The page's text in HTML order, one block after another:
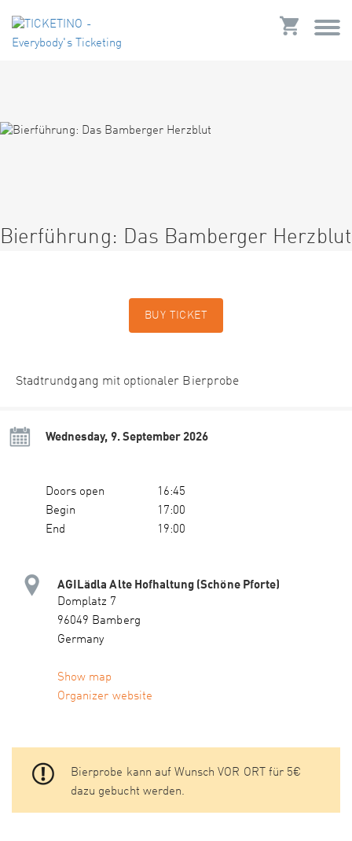
Bierführung: Das Bamberger Herzblut
BUY TICKET
Stadtrundgang mit optionaler Bierprobe
Wednesday, 9. September 2026
Doors open
16:45
Begin
17:00
End
19:00
AGILädla Alte Hofhaltung (Schöne Pforte)
Domplatz 7
96049 Bamberg
Germany
Show map
Organizer website
Bierprobe kann auf Wunsch VOR ORT für 5€
dazu gebucht werden.